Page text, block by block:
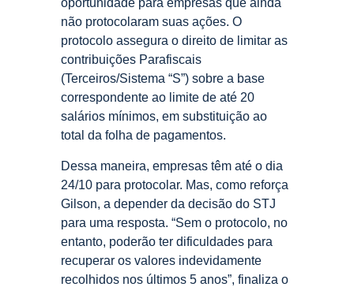
oportunidade para empresas que ainda
não protocolaram suas ações. O
protocolo assegura o direito de limitar as
contribuições Parafiscais
(Terceiros/Sistema “S”) sobre a base
correspondente ao limite de até 20
salários mínimos, em substituição ao
total da folha de pagamentos.
Dessa maneira, empresas têm até o dia
24/10 para protocolar. Mas, como reforça
Gilson, a depender da decisão do STJ
para uma resposta. “Sem o protocolo, no
entanto, poderão ter dificuldades para
recuperar os valores indevidamente
recolhidos nos últimos 5 anos”, finaliza o